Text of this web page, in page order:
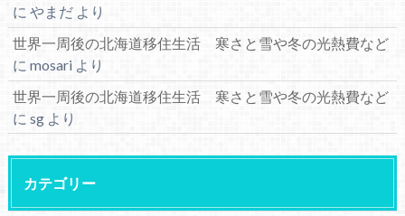
に やまだより
世界一周後の北海道移住生活 寒さと雪や冬の光熱費など
に mosariより
世界一周後の北海道移住生活 寒さと雪や冬の光熱費など
に sgより
カテゴリー